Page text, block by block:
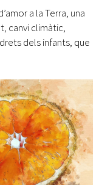
a la Terra, una
canvi climàtic,
dels infants, que